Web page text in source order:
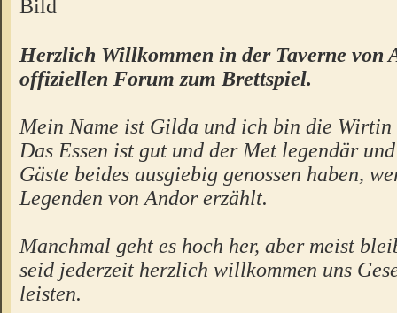
Herzlich Willkommen in der Taverne von
offiziellen Forum zum Brettspiel.
Mein Name ist Gilda und ich bin die Wirtin
Das Essen ist gut und der Met legendär
Gäste beides ausgiebig genossen haben,
Legenden von Andor erzählt.
Manchmal geht es hoch her, aber meist
seid jederzeit herzlich willkommen uns
leisten.